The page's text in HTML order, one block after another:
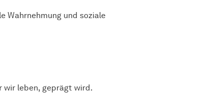
Wahrnehmung und soziale
wir leben, geprägt wird.